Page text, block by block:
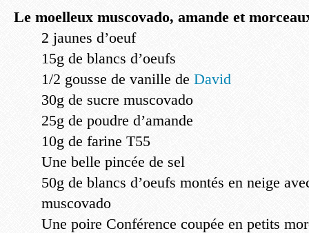
Le moelleux muscovado, amande et
2 jaunes d’oeuf
15g de blancs d’oeufs
1/2 gousse de vanille de David
30g de sucre muscovado
25g de poudre d’amande
10g de farine T55
Une belle pincée de sel
50g de blancs d’oeufs montés en neige
muscovado
Une poire Conférence coupée en petits